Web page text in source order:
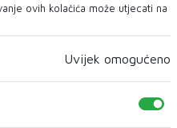
ovih kolačića može utjecati na
Uvijek omogućeno